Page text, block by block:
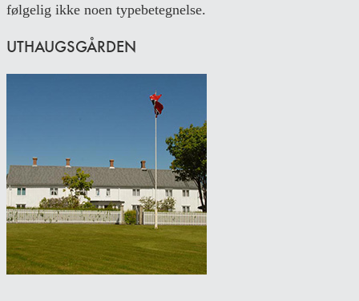
følgelig ikke noen typebetegnelse.
UTHAUGSGÅRDEN